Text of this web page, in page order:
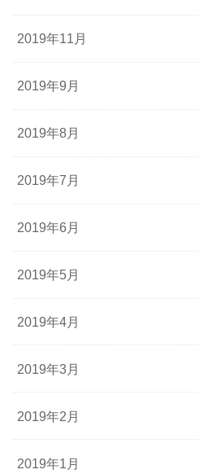
2019年11月
2019年9月
2019年8月
2019年7月
2019年6月
2019年5月
2019年4月
2019年3月
2019年2月
2019年1月